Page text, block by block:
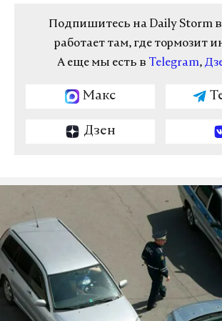
Подпишитесь на Daily Storm в
работает там, где тормозит
А еще мы есть в Telegram,
Макс
Дзен